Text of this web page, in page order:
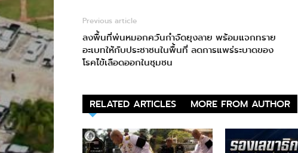
Previous article
ลงพื้นที่พ่นหมอกควันกำจัดยุงลาย พร้อมแจกทราย
อะเบทให้กับประชาชนในพื้นที่ ลดการแพร่ระบาดของ
โรคไข้เลือดออกในชุมชน
RELATED ARTICLES MORE FROM AUTHOR